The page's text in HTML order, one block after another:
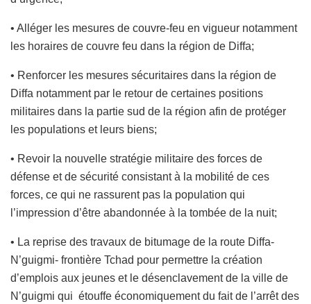
• Alléger les mesures de couvre-feu en vigueur notamment
les horaires de couvre feu dans la région de Diffa;
• Renforcer les mesures sécuritaires dans la région de
Diffa notamment par le retour de certaines positions
militaires dans la partie sud de la région afin de protéger
les populations et leurs biens;
• Revoir la nouvelle stratégie militaire des forces de
défense et de sécurité consistant à la mobilité de ces
forces, ce qui ne rassurent pas la population qui
l’impression d’être abandonnée à la tombée de la nuit;
• La reprise des travaux de bitumage de la route Diffa-
N’guigmi- frontière Tchad pour permettre la création
d’emplois aux jeunes et le désenclavement de la ville de
N’guigmi qui étouffe économiquement du fait de l’arrêt des